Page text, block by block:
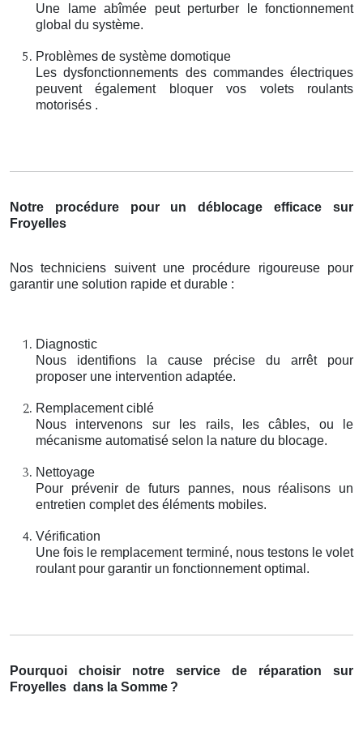
Une lame abîmée peut perturber le fonctionnement
global du système.
Problèmes de système domotique
Les dysfonctionnements des commandes électriques
peuvent également bloquer vos volets roulants
motorisés .
Notre procédure pour un déblocage efficace sur
Froyelles
Nos techniciens suivent une procédure rigoureuse pour
garantir une solution rapide et durable :
Diagnostic
Nous identifions la cause précise du arrêt pour
proposer une intervention adaptée.
Remplacement ciblé
Nous intervenons sur les rails, les câbles, ou le
mécanisme automatisé selon la nature du blocage.
Nettoyage
Pour prévenir de futurs pannes, nous réalisons un
entretien complet des éléments mobiles.
Vérification
Une fois le remplacement terminé, nous testons le volet
roulant pour garantir un fonctionnement optimal.
Pourquoi choisir notre service de réparation sur
Froyelles dans la Somme ?